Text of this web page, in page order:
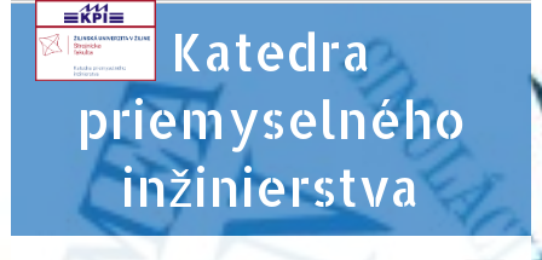
Katedra
priemyselného
inžinierstva